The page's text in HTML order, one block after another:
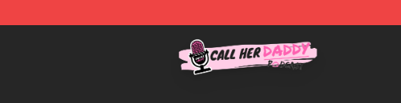
Call Her Daddy Store - Official Call Her Daddy Merchandise Shop